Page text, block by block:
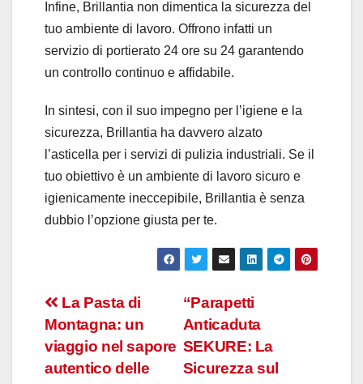
Infine, Brillantia non dimentica la sicurezza del
tuo ambiente di lavoro. Offrono infatti un
servizio di portierato 24 ore su 24 garantendo
un controllo continuo e affidabile.
In sintesi, con il suo impegno per l’igiene e la
sicurezza, Brillantia ha davvero alzato
l’asticella per i servizi di pulizia industriali. Se il
tuo obiettivo è un ambiente di lavoro sicuro e
igienicamente ineccepibile, Brillantia è senza
dubbio l’opzione giusta per te.
Navigazione
articoli
“Parapetti
Anticaduta
SEKURE: La
Sicurezza sul
La Pasta di
Montagna: un
viaggio nel sapore
autentico delle